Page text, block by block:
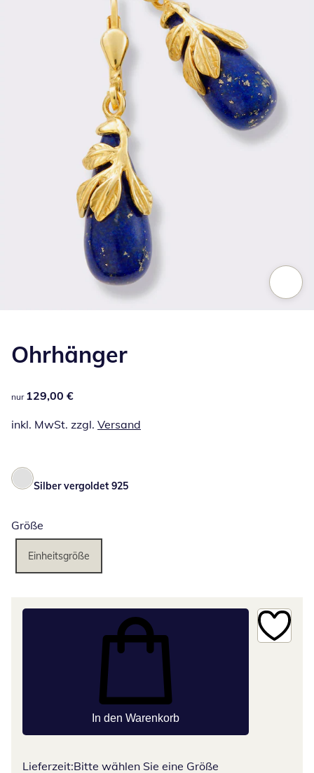
Ohrhänger
129,00 €
nur 129,00 €
inkl. MwSt. zzgl. Versand
Silber vergoldet 925
Größe
Einheitsgröße
In den Warenkorb
Lieferzeit:Bitte wählen Sie eine Größe